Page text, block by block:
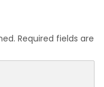
Required fields are